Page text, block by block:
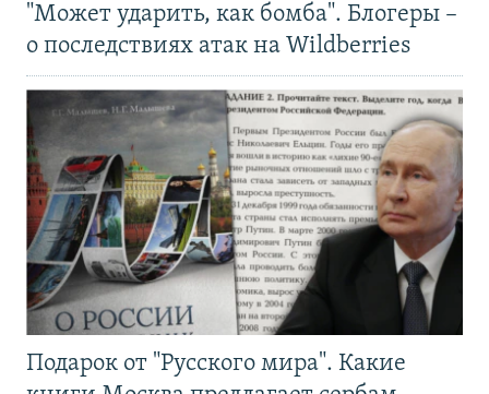
"Может ударить, как бомба". Блогеры –
о последствиях атак на Wildberries
Подарок от "Русского мира". Какие